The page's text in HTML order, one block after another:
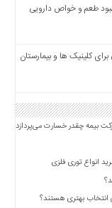
طعم و خواص دارویی
کلینیک ها و بیمارستان
بیمه چقدر خسارت می‌پردازد؟
انواع توری فلزی
بهتری هستند؟